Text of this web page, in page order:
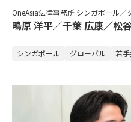
OneAsia法律事務所 シンガポール／
鴫原 洋平／千葉 広康／松
シンガポール グローバル 若